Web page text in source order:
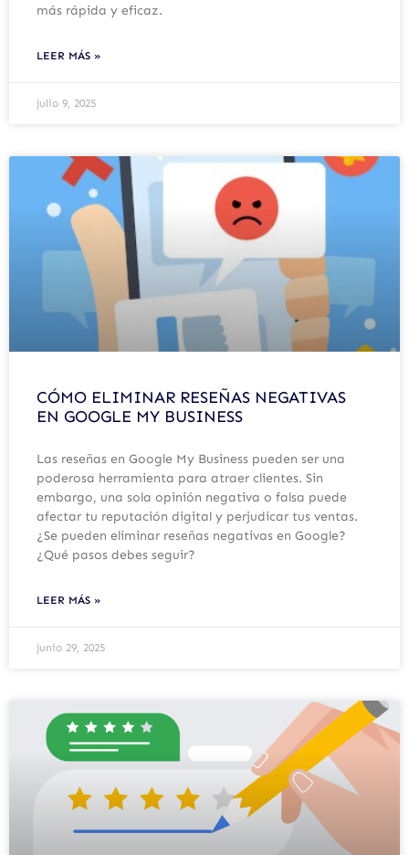
más rápida y eficaz.
LEER MÁS »
julio 9, 2025
CÓMO ELIMINAR RESEÑAS NEGATIVAS
EN GOOGLE MY BUSINESS
Las reseñas en Google My Business pueden ser una
poderosa herramienta para atraer clientes. Sin
embargo, una sola opinión negativa o falsa puede
afectar tu reputación digital y perjudicar tus ventas.
¿Se pueden eliminar reseñas negativas en Google?
¿Qué pasos debes seguir?
LEER MÁS »
junio 29, 2025